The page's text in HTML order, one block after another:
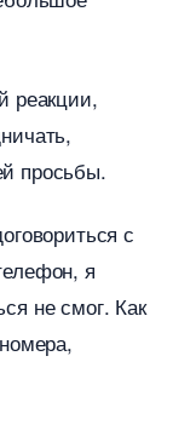
реакции,
просьбы.
с
я
не смог. Как